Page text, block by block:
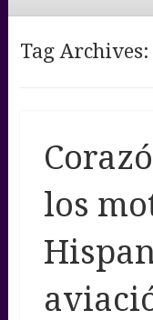
Tag Archives:
los